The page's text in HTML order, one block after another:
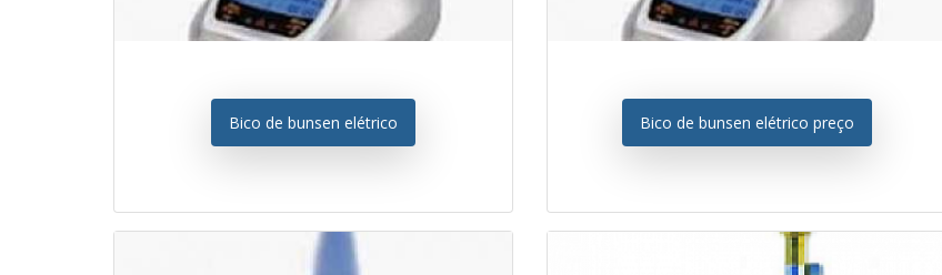
Bico de bunsen elétrico Bico de bunsen elétrico preço